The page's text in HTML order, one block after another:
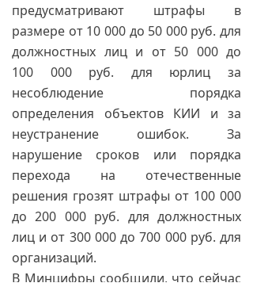
предусматривают штрафы в
размере от 10 000 до 50 000 руб. для
должностных лиц и от 50 000 до
100 000 руб. для юрлиц за
несоблюдение порядка
определения объектов КИИ и за
неустранение ошибок. За
нарушение сроков или порядка
перехода на отечественные
решения грозят штрафы от 100 000
до 200 000 руб. для должностных
лиц и от 300 000 до 700 000 руб. для
организаций.
В Минцифры сообщили, что сейчас